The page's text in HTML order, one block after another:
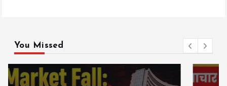
You Missed